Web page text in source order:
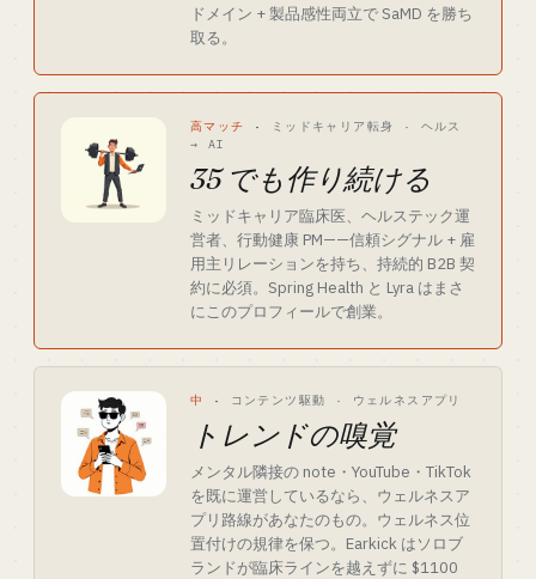
ドメイン + 製品感性両立で SaMD を勝ち
取る。
高マッチ ·
ミッドキャリア転身 · ヘルス
→ AI
35 でも作り続ける
ミッドキャリア臨床医、ヘルステック運
営者、行動健康 PM——信頼シグナル + 雇
用主リレーションを持ち、持続的 B2B 契
約に必須。Spring Health と Lyra はまさ
にこのプロフィールで創業。
中 · コンテンツ駆動 · ウェルネスアプリ
トレンドの嗅覚
メンタル隣接の note・YouTube・TikTok
を既に運営しているなら、ウェルネスア
プリ路線があなたのもの。ウェルネス位
置付けの規律を保つ。Earkick はソロブ
ランドが臨床ラインを越えずに $1100